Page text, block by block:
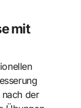
mit
nach der